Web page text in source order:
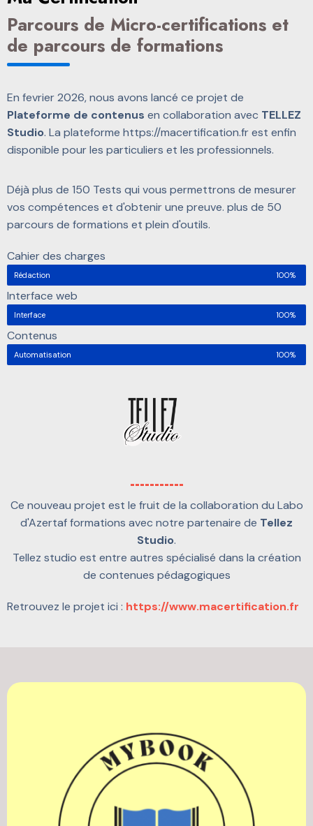
Parcours de Micro-certifications et
de parcours de formations
En fevrier 2026, nous avons lancé ce projet de
Plateforme de contenus en collaboration avec TELLEZ
Studio. La plateforme https://macertification.fr est enfin
disponible pour les particuliers et les professionnels.
Déjà plus de 150 Tests qui vous permettrons de mesurer
vos compétences et d'obtenir une preuve. plus de 50
parcours de formations et plein d'outils.
Cahier des charges
Rédaction 100%
Interface web
Interface 100%
Contenus
Automatisation 100%
-----------
Ce nouveau projet est le fruit de la collaboration du Labo
d'Azertaf formations avec notre partenaire de Tellez
Studio.
Tellez studio est entre autres spécialisé dans la création
de contenues pédagogiques
Retrouvez le projet ici : https://www.macertification.fr